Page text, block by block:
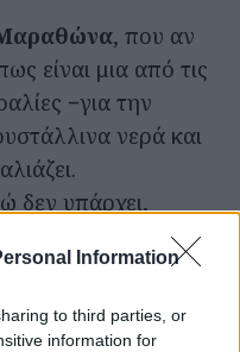
Information
to third parties, or
information for
Μαραθώνα, που αν
είναι μια από τις
−για την
νερά και
δεν υπάρχει,
κατά μήκος της
τέσσερα
άμμο) είτε να